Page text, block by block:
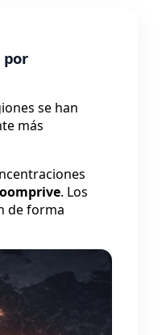
por
se han
más
. Los
de forma